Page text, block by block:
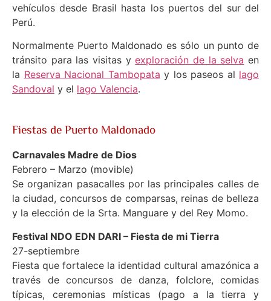
vehículos desde Brasil hasta los puertos del sur del
Perú.
Normalmente Puerto Maldonado es sólo un punto de
tránsito para las visitas yexploración de la selva en
la Reserva Nacional Tambopata y los paseos al lago
Sandoval y el lago Valencia.
Fiestas de Puerto Maldonado
Carnavales Madre de Dios
Febrero – Marzo (movible)
Se organizan pasacalles por las principales calles de
la ciudad, concursos de comparsas, reinas de belleza
y la elección de la Srta. Manguare y del Rey Momo.
Festival NDO EDN DARI – Fiesta de mi Tierra
27-septiembre
Fiesta que fortalece la identidad cultural amazónica a
través de concursos de danza, folclore, comidas
típicas, ceremonias místicas (pago a la tierra y